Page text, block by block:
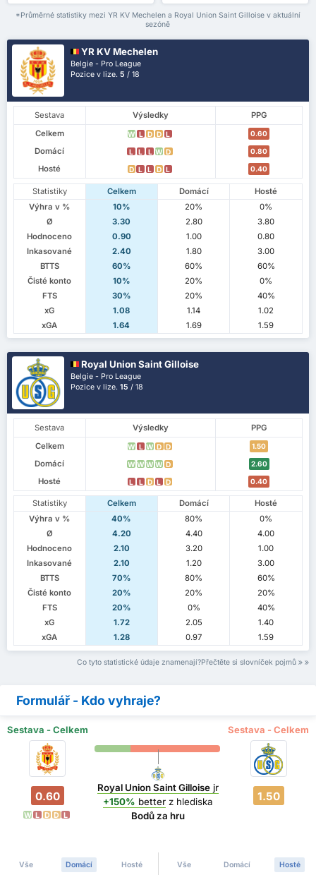
*Průměrné statistiky mezi YR KV Mechelen a Royal Union Saint Gilloise v aktuální
sezóně
YR KV Mechelen
Belgie - Pro League
Pozice v lize.5 / 18
Sestava Výsledky
PPG
Celkem
W L D D L 0.60
Domácí L L L W D 0.80
Hosté D L L D L 0.40
Statistiky Celkem Domácí
Hosté
Výhra v %
10% 20%
0%
Ø
3.30 2.80
3.80
Hodnoceno
0.90 1.00
0.80
Inkasované
2.40 1.80
3.00
BTTS
60% 60%
60%
Čisté konto
10% 20%
0%
FTS
30% 20%
40%
xG
1.08 1.14
1.02
xGA
1.64 1.69 1.59
Royal Union Saint Gilloise
Belgie - Pro League
Pozice v lize.15 / 18
Sestava Výsledky
PPG
Celkem
W L W D D 1.50
Domácí W W W W D 2.60
Hosté L L D L D 0.40
Statistiky Celkem Domácí
Hosté
Výhra v %
40% 80%
0%
Ø
4.20 4.40
4.00
Hodnoceno
2.10 3.20
1.00
Inkasované
2.10 1.20
3.00
BTTS
70% 80%
60%
Čisté konto
20% 20%
20%
FTS
20% 0%
40%
xG
1.72 2.05
1.40
xGA
1.28 0.97 1.59
Co tyto statistické údaje znamenají?Přečtěte si slovníček pojmů
Formulář - Kdo vyhraje?
Sestava - Celkem Sestava - Celkem
0.60
W L D D L
Royal Union Saint Gilloisejr
+150% better z hlediska
Bodů za hru
1.50
Vše Domácí Hosté Vše Domácí Hosté